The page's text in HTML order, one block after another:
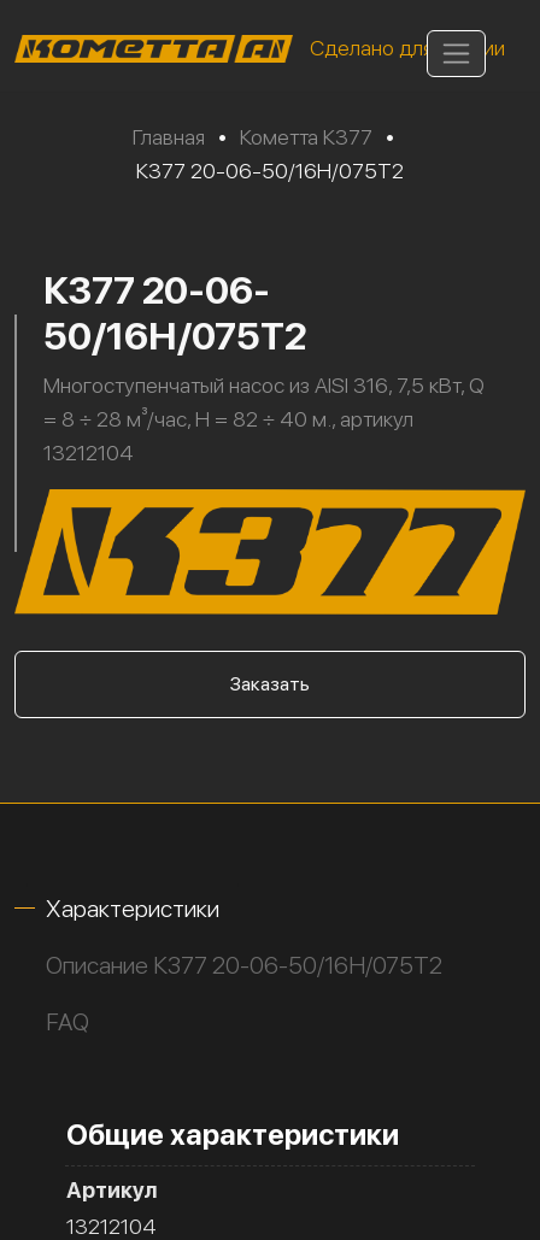
Сделано для России
Главная • Кометта К377
•
К377 20-06-50/16Н/075Т2
К377 20-06-
50/16Н/075Т2
Многоступенчатый насос из AISI 316, 7,5 кВт, Q
= 8 ÷ 28 м³/час, H = 82 ÷ 40 м., артикул
13212104
Заказать
Характеристики
Описание К377 20-06-50/16Н/075Т2
FAQ
Общие характеристики
Артикул
13212104